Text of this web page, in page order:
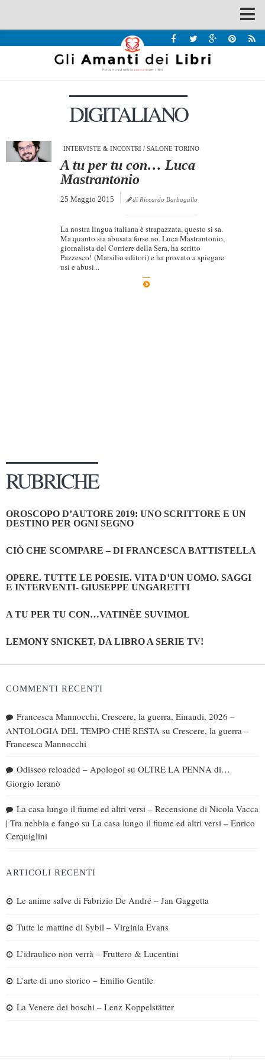
Recensioni
Interviste & Incontri
Chi siamo
Tabù Festival 2014
A Tutto Volume
Marketing
DIGITALIANO
INTERVISTE & INCONTRI / SALONE TORINO
A tu per tu con… Luca
Mastrantonio
25 Maggio 2015 di Riccardo Barbagallo
La nostra lingua italiana è strapazzata, questo si sa.
Ma quanto sia abusata forse no. Luca Mastrantonio,
giornalista del Corriere della Sera, ha scritto
Pazzesco! (Marsilio editori) e ha provato a spiegare
usi e abusi...
RUBRICHE
OROSCOPO D’AUTORE 2019: UNO SCRITTORE E UN
DESTINO PER OGNI SEGNO
CIÒ CHE SCOMPARE – DI FRANCESCA BATTISTELLA
OPERE. TUTTE LE POESIE. VITA D’UN UOMO. SAGGI
E INTERVENTI- GIUSEPPE UNGARETTI
A TU PER TU CON…VATINÈE SUVIMOL
LEMONY SNICKET, DA LIBRO A SERIE TV!
COMMENTI RECENTI
Francesca Mannocchi, Crescere, la guerra, Einaudi, 2026 –
ANTOLOGIA DEL TEMPO CHE RESTA su Crescere, la guerra –
Francesca Mannocchi
Odisseo reloaded – Apologoi su OLTRE LA PENNA di…
Giorgio Ieranò
La casa lungo il fiume ed altri versi – Recensione di Nicola Vacca
| Tra nebbia e fango su La casa lungo il fiume ed altri versi – Enrico
Cerquiglini
ARTICOLI RECENTI
Le anime salve di Fabrizio De André – Jan Gaggetta
Tutte le mattine di Sybil – Virginia Evans
L’idraulico non verrà – Fruttero & Lucentini
L’arte di uno storico – Emilio Gentile
La Venere dei boschi – Lenz Koppelstätter